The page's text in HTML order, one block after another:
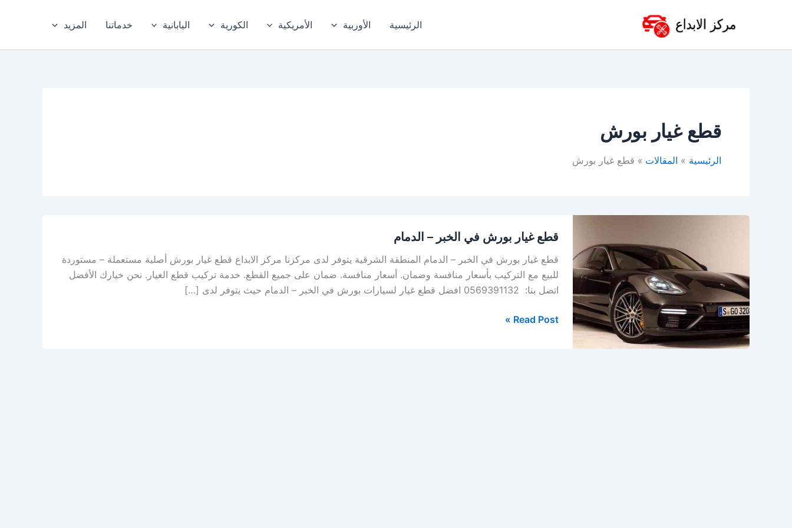
الرئيسية الأوربية الأمريكية الكورية اليابانية خدماتنا المزيد
قطع غيار بورش
الرئيسية المقالات قطع غيار بورش
قطع غيار بورش في الخبر – الدمام
قطع غيار بورش في الخبر – الدمام المنطقة الشرقية يتوفر لدى مركزنا مركز الابداع قطع غيار بورش أصلية مستعملة – مستوردة
للبيع مع التركيب بأسعار منافسة وضمان. أسعار منافسة. ضمان على جميع القطع. خدمة تركيب قطع الغيار. نحن خيارك الأفضل
اتصل بنا: 0569391132 افضل قطع غيار لسيارات بورش في الخبر – الدمام حيث يتوفر لدى […]
غيار
الخبر
الدمام
Read Post »